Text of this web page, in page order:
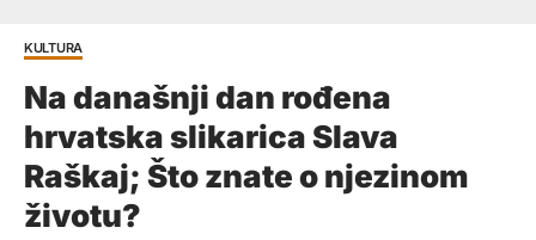
KULTURA
Na današnji dan rođena
hrvatska slikarica Slava
Raškaj; Što znate o njezinom
životu?